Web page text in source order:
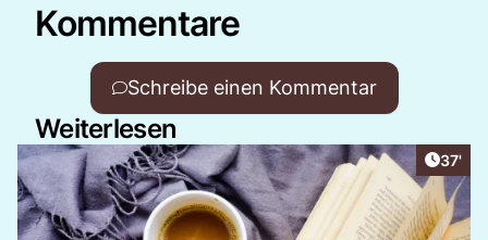
Kommentare
Schreibe einen Kommentar
Weiterlesen
37'